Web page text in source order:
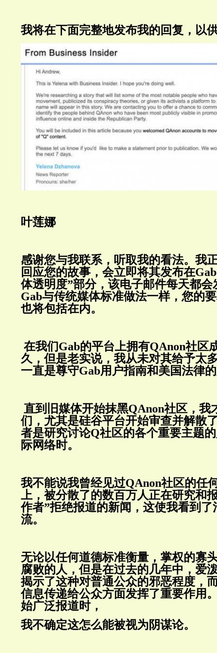
我将在下面完整地发布我的回复，以
叶莲娜
感谢您与我联系，听取我的看法。我
回应您的故事，会立即将其发布在
体透明度”部分，该电子邮件每天都
Gab与传统媒体标准做法一样，您的
也将包括在内。
在我们Gab的平台上拥有QAnon社区
久，但是老实说，我从未对其给予太
一直是尊守Gab用户指南和美国法律
直到旧媒体开始抹黑QAnon社区，我
们，尤其是硅谷平台开始审查并解散
者是研究讨论Q社区的各个重要主题
际网络时。
我不能说我曾经见过QAnon社区的任
上，被分散了的数百万人正在研究和
作者”拒绝报道的新闻，这使我看到
流。
无论以任何道德标准衡量，掌权的寡
腐败的人，但是在过去的几年中，爱
揭示了这种对普通公众的邪恶程度，
信息传递给公众方面发挥了重要作用
始广泛报道时，
我不确定这怎么能被视为阴谋论。